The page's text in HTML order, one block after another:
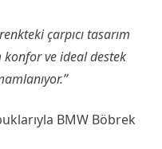
çarpıcı tasarım
ve ideal destek
BMW Böbrek